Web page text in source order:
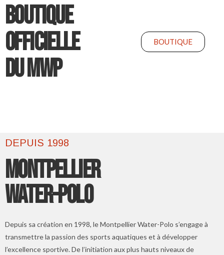
BOUTIQUE
OFFICIELLE
DU MWP
BOUTIQUE
DEPUIS 1998
MONTPELLIER
WATER-POLO
Depuis sa création en 1998, le Montpellier Water-Polo s’engage à
transmettre la passion des sports aquatiques et à développer
l’excellence sportive. De l’initiation aux plus hauts niveaux de